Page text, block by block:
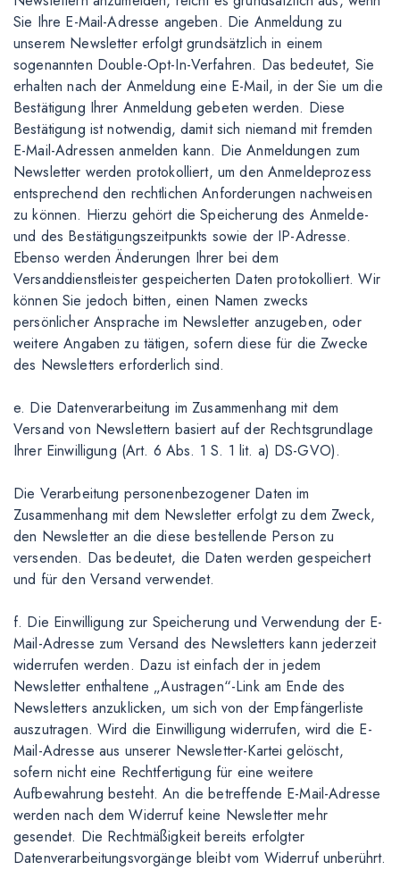
Sie Ihre E-Mail-Adresse angeben. Die Anmeldung zu
unserem Newsletter erfolgt grundsätzlich in einem
sogenannten Double-Opt-In-Verfahren. Das bedeutet, Sie
erhalten nach der Anmeldung eine E-Mail, in der Sie um die
Bestätigung Ihrer Anmeldung gebeten werden. Diese
Bestätigung ist notwendig, damit sich niemand mit fremden
E-Mail-Adressen anmelden kann. Die Anmeldungen zum
Newsletter werden protokolliert, um den Anmeldeprozess
entsprechend den rechtlichen Anforderungen nachweisen
zu können. Hierzu gehört die Speicherung des Anmelde-
und des Bestätigungszeitpunkts sowie der IP-Adresse.
Ebenso werden Änderungen Ihrer bei dem
Versanddienstleister gespeicherten Daten protokolliert. Wir
können Sie jedoch bitten, einen Namen zwecks
persönlicher Ansprache im Newsletter anzugeben, oder
weitere Angaben zu tätigen, sofern diese für die Zwecke
des Newsletters erforderlich sind.
e. Die Datenverarbeitung im Zusammenhang mit dem
Versand von Newslettern basiert auf der Rechtsgrundlage
Ihrer Einwilligung (Art. 6 Abs. 1 S. 1 lit. a) DS-GVO).
Die Verarbeitung personenbezogener Daten im
Zusammenhang mit dem Newsletter erfolgt zu dem Zweck,
den Newsletter an die diese bestellende Person zu
versenden. Das bedeutet, die Daten werden gespeichert
und für den Versand verwendet.
f. Die Einwilligung zur Speicherung und Verwendung der E-
Mail-Adresse zum Versand des Newsletters kann jederzeit
widerrufen werden. Dazu ist einfach der in jedem
Newsletter enthaltene „Austragen“-Link am Ende des
Newsletters anzuklicken, um sich von der Empfängerliste
auszutragen. Wird die Einwilligung widerrufen, wird die E-
Mail-Adresse aus unserer Newsletter-Kartei gelöscht,
sofern nicht eine Rechtfertigung für eine weitere
Aufbewahrung besteht. An die betreffende E-Mail-Adresse
werden nach dem Widerruf keine Newsletter mehr
gesendet. Die Rechtmäßigkeit bereits erfolgter
Datenverarbeitungsvorgänge bleibt vom Widerruf unberührt.